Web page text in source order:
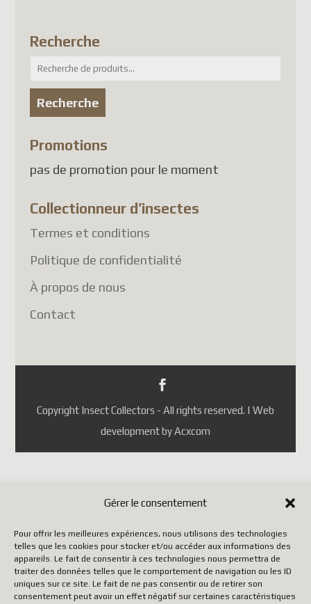
Gérer le consentement
Pour offrir les meilleures expériences, nous utilisons des technologies
telles que les cookies pour stocker et/ou accéder aux informations des
appareils. Le fait de consentir à ces technologies nous permettra de
traiter des données telles que le comportement de navigation ou les ID
uniques sur ce site. Le fait de ne pas consentir ou de retirer son
consentement peut avoir un effet négatif sur certaines caractéristiques
Recherche
Recherche
pour :
Recherche
Promotions
pas de promotion pour le moment
Collectionneur d’insectes
Termes et conditions
Politique de confidentialité
À propos de nous
Contact
Copyright Insect Collectors - All rights reserved. | Web
development by Acxcom
À l'heure actuelle, les pays
notamment :
France
Allemagne
Autriche
Danemark
Finlande
Portugal
République tchèque
mette en place un système
conforme aux nouvelles règles
FedEx, UPS, etc.), ce qui
coûts beaucoup plus élevés.
Nous vous remercions de votre
patience, de votre